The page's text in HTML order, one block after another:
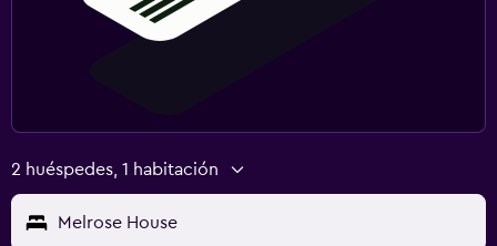
2 huéspedes, 1 habitación
Melrose House